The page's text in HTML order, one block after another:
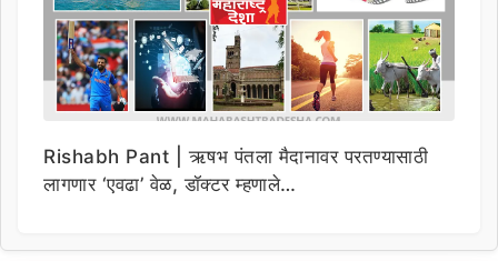
Rishabh Pant | ऋषभ पंतला मैदानावर परतण्यासाठी
लागणार ‘एवढा’ वेळ, डॉक्टर म्हणाले…